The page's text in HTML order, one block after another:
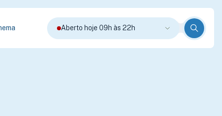
Aberto hoje 09h às 22h